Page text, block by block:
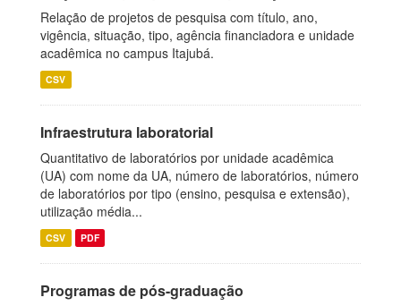
Relação de projetos de pesquisa com título, ano,
vigência, situação, tipo, agência financiadora e unidade
acadêmica no campus Itajubá.
CSV
Infraestrutura laboratorial
Quantitativo de laboratórios por unidade acadêmica
(UA) com nome da UA, número de laboratórios, número
de laboratórios por tipo (ensino, pesquisa e extensão),
utilização média...
CSV PDF
Programas de pós-graduação